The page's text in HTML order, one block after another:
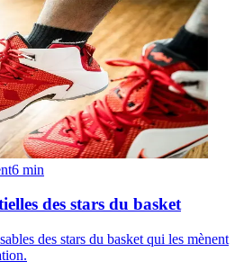
6 min
des stars du basket
des stars du basket qui les mènent